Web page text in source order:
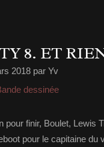
8. ET
2018 par Yv
dessinée
pour finir, Boulet, Lewis
pour le capitaine